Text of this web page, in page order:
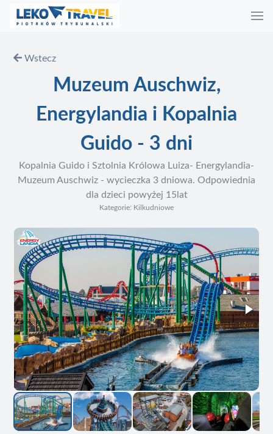
Wstecz
Muzeum Auschwiz,
Energylandia i Kopalnia
Guido - 3 dni
Kopalnia Guido i Sztolnia Królowa Luiza- Energylandia-
Muzeum Auschwiz - wycieczka 3 dniowa. Odpowiednia
dla dzieci powyżej 15lat
Kategorie: Kilkudniowe